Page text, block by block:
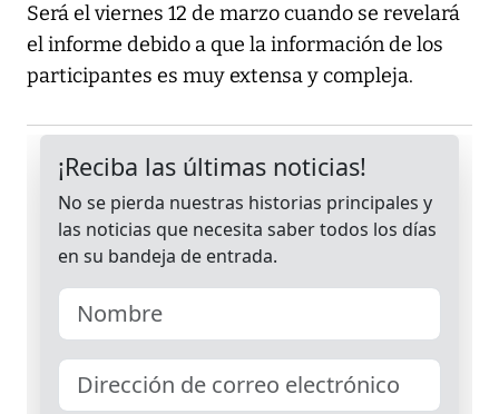
Será el viernes 12 de marzo cuando se revelará
el informe debido a que la información de los
participantes es muy extensa y compleja.